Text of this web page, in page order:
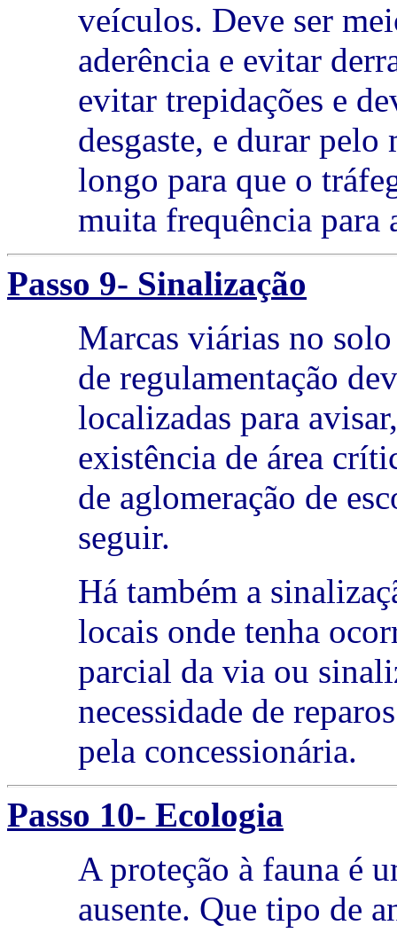
veículos. Deve ser
aderência e evitar
evitar trepidações e
desgaste, e durar
longo para que o
muita frequência para
Passo 9- Sinalização
Marcas viárias no
de regulamentação
localizadas para
existência de área
de aglomeração de
seguir.
Há também a
locais onde tenha
parcial da via ou
necessidade de
pela concessionária.
Passo 10- Ecologia
A proteção à fauna é
ausente. Que tipo de